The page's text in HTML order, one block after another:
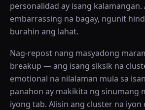
personalidad ay isang kalamangan.
embarrassing na bagay, ngunit
burahin ang lahat.
Nag-repost nang masyadong
breakup — ang isang siksik na
emotional na nilalaman mula sa
panahon ay makikita ng sinumang
iyong tab. Alisin ang cluster na iyon